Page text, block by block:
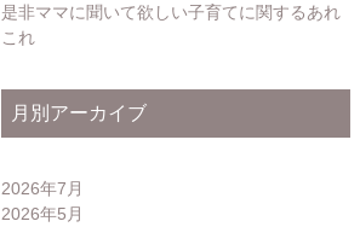
是非ママに聞いて欲しい子育てに関するあれ
これ
月別アーカイブ
2026年7月
2026年5月